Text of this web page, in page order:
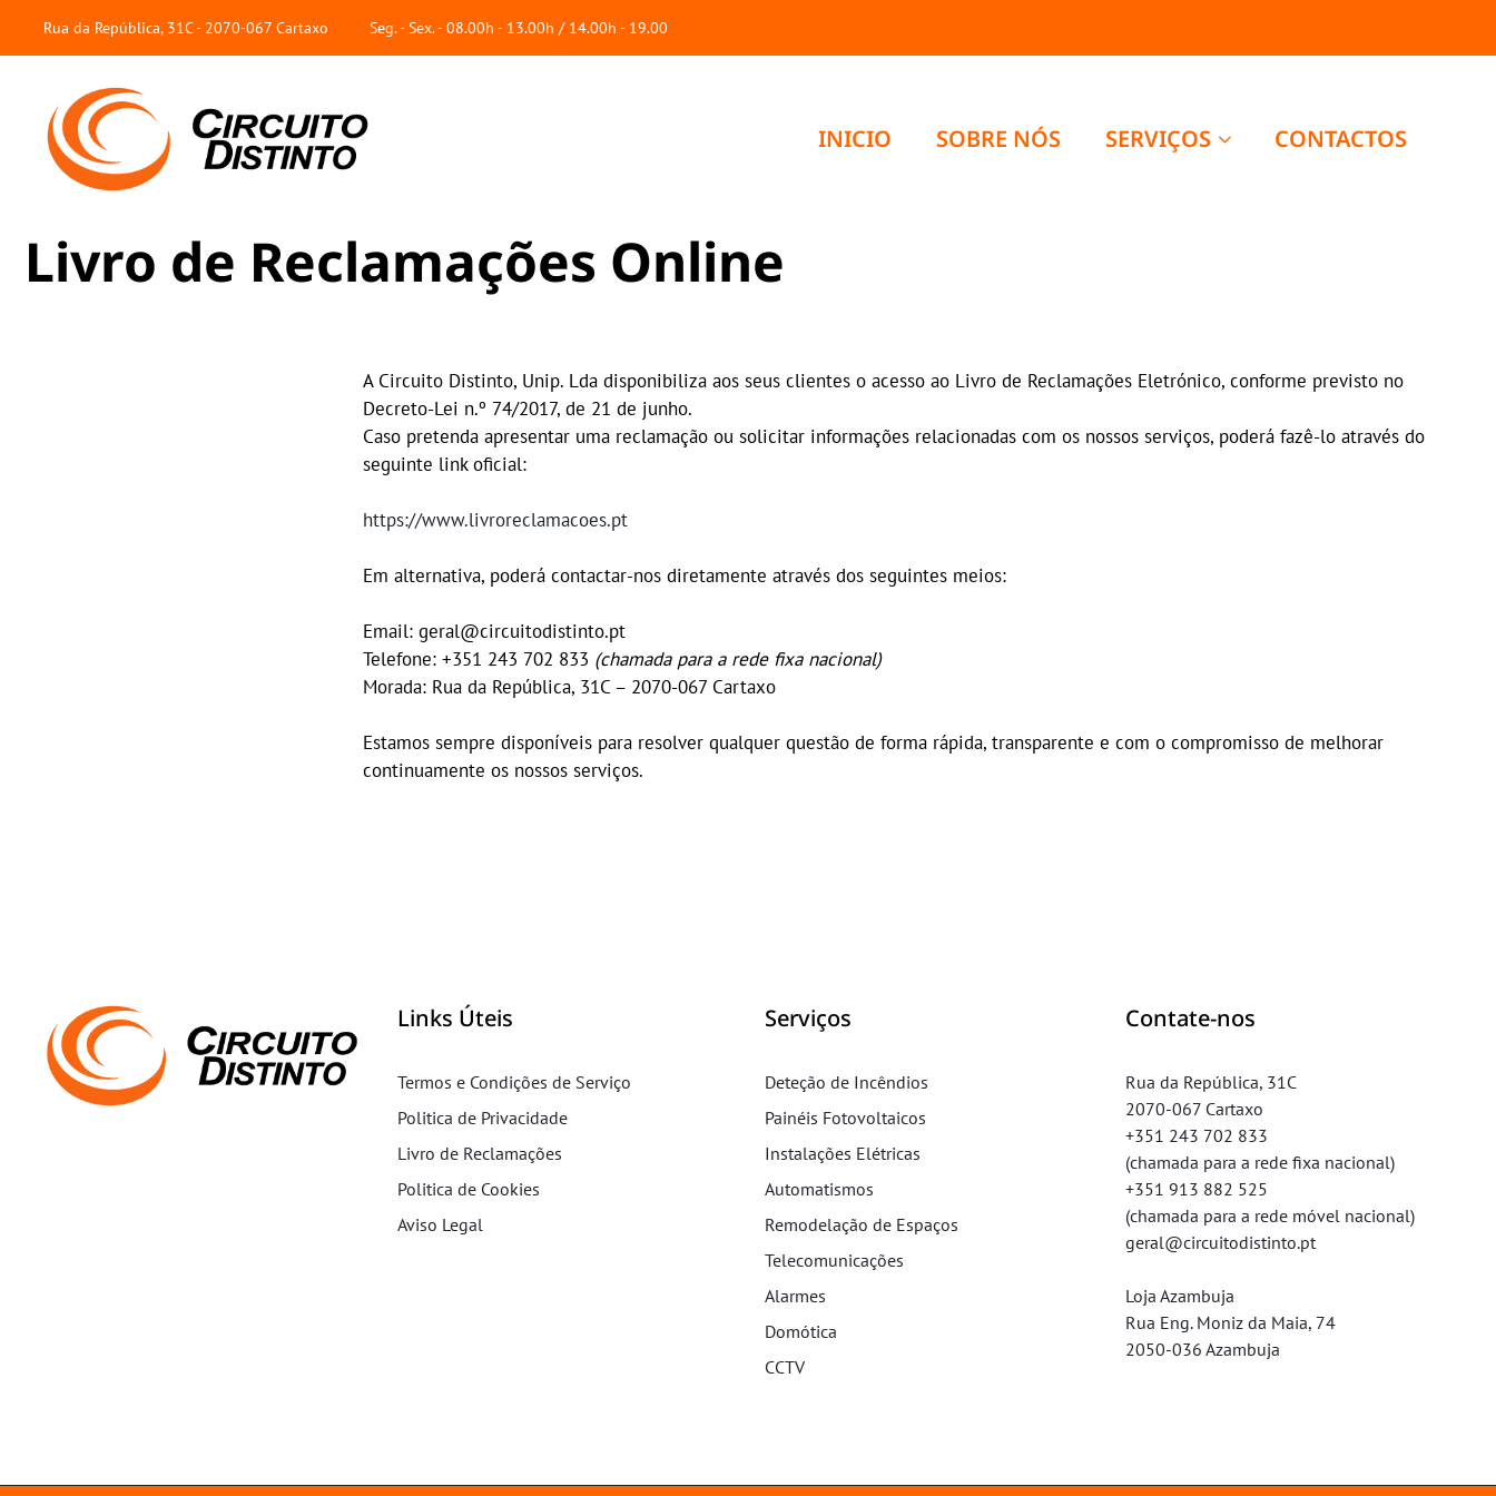
Rua da República, 31C - 2070-067 Cartaxo Seg. - Sex. - 08.00h - 13.00h / 14.00h - 19.00
INICIO SOBRE NÓS SERVIÇOS CONTACTOS
Livro de Reclamações Online
A Circuito Distinto, Unip. Lda disponibiliza aos seus clientes o acesso ao Livro de Reclamações Eletrónico, conforme previsto no
Decreto-Lei n.º 74/2017, de 21 de junho.
Caso pretenda apresentar uma reclamação ou solicitar informações relacionadas com os nossos serviços, poderá fazê-lo através do
seguinte link oficial:
https://www.livroreclamacoes.pt
Em alternativa, poderá contactar-nos diretamente através dos seguintes meios:
Email: geral@circuitodistinto.pt
Telefone: +351 243 702 833 (chamada para a rede fixa nacional)
Morada: Rua da República, 31C – 2070-067 Cartaxo
Estamos sempre disponíveis para resolver qualquer questão de forma rápida, transparente e com o compromisso de melhorar
continuamente os nossos serviços.
Links Úteis
Termos e Condições de Serviço
Politica de Privacidade
Livro de Reclamações
Politica de Cookies
Aviso Legal
Serviços
Deteção de Incêndios
Painéis Fotovoltaicos
Instalações Elétricas
Automatismos
Remodelação de Espaços
Telecomunicações
Alarmes
Domótica
CCTV
Contate-nos
Rua da República, 31C
2070-067 Cartaxo
+351 243 702 833
(chamada para a rede fixa nacional)
+351 913 882 525
(chamada para a rede móvel nacional)
geral@circuitodistinto.pt
Loja Azambuja
Rua Eng. Moniz da Maia, 74
2050-036 Azambuja